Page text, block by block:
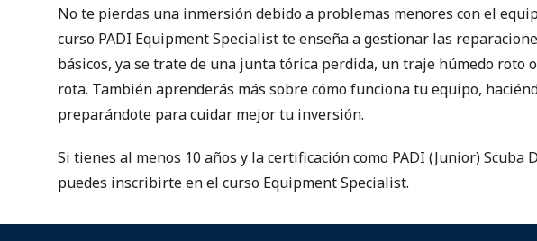
No te pierdas una inmersión debido a problemas menores con el
curso PADI Equipment Specialist te enseña a gestionar las
básicos, ya se trate de una junta tórica perdida, un traje húmedo roto
rota. También aprenderás más sobre cómo funciona tu equipo,
preparándote para cuidar mejor tu inversión.
Si tienes al menos 10 años y la certificación como PADI (Junior) Scuba
puedes inscribirte en el curso Equipment Specialist.